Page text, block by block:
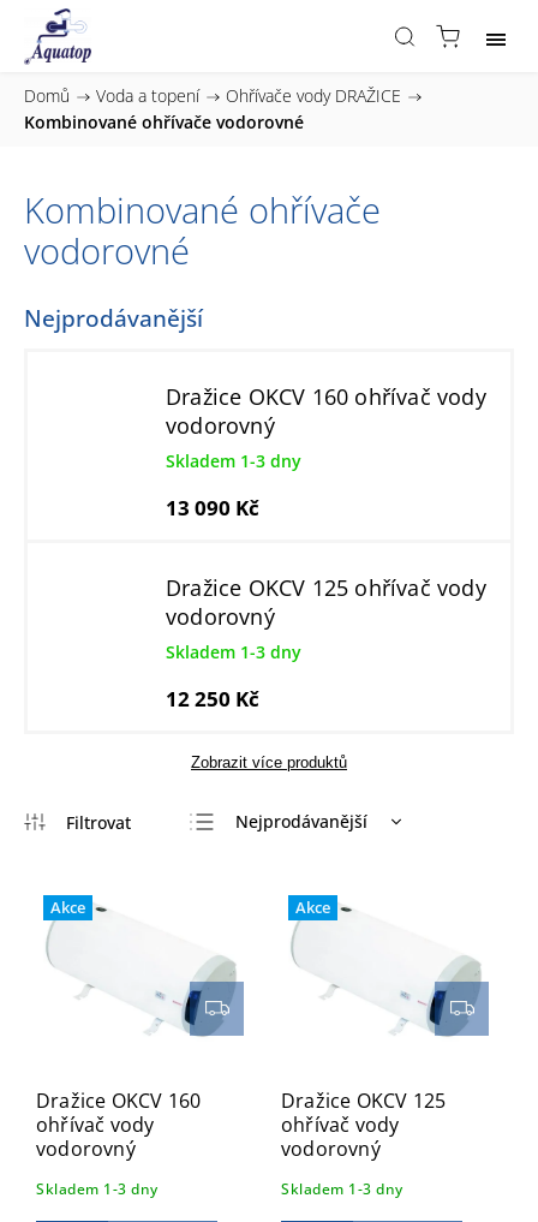
Domů / Voda a topení / Ohřívače vody DRAŽICE /
Kombinované ohřívače vodorovné
Kombinované ohřívače
vodorovné
Nejprodávanější
Dražice OKCV 160 ohřívač vody
vodorovný
Skladem 1-3 dny
13 090 Kč
Dražice OKCV 125 ohřívač vody
vodorovný
Skladem 1-3 dny
12 250 Kč
Zobrazit více produktů
Nejprodávanější
Nejdražší
Abecedně
Akce
Dražice OKCV 160
ohřívač vody
vodorovný
Skladem 1-3 dny
Akce
Dražice OKCV 125
ohřívač vody
vodorovný
Skladem 1-3 dny